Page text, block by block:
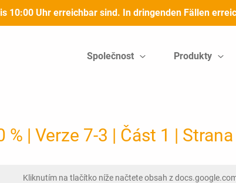
10:00 Uhr erreichbar sind. In dringenden Fällen
Společnost
Produkty
| Verze 7-3 | Část 1 |
Kliknutím na tlačítko níže načtete obsah z